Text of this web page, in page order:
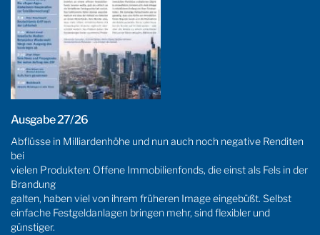
Ausgabe 27/26
Abflüsse in Milliardenhöhe und nun auch noch negative Renditen
bei
vielen Produkten: Offene Immobilienfonds, die einst als Fels in der
Brandung
galten, haben viel von ihrem früheren Image eingebüßt. Selbst
einfache Festgeldanlagen bringen mehr, sind flexibler und
günstiger.